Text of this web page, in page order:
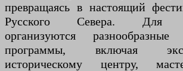
превращаясь в настоящий
Русского Севера. Для
организуются разнообразные
программы, включая
историческому центру,